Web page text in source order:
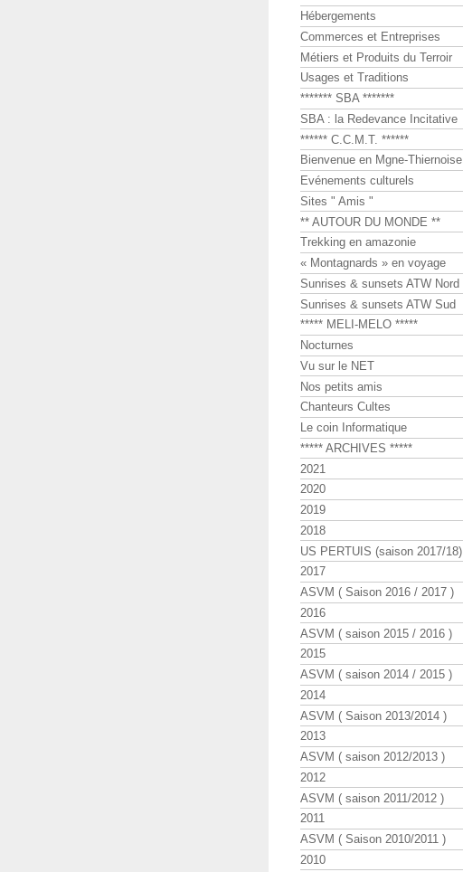
Hébergements
Commerces et Entreprises
Métiers et Produits du Terroir
Usages et Traditions
******* SBA *******
SBA : la Redevance Incitative
****** C.C.M.T. ******
Bienvenue en Mgne-Thiernoise
Evénements culturels
Sites " Amis "
** AUTOUR DU MONDE **
Trekking en amazonie
« Montagnards » en voyage
Sunrises & sunsets ATW Nord
Sunrises & sunsets ATW Sud
***** MELI-MELO *****
Nocturnes
Vu sur le NET
Nos petits amis
Chanteurs Cultes
Le coin Informatique
***** ARCHIVES *****
2021
2020
2019
2018
US PERTUIS (saison 2017/18)
2017
ASVM ( Saison 2016 / 2017 )
2016
ASVM ( saison 2015 / 2016 )
2015
ASVM ( saison 2014 / 2015 )
2014
ASVM ( Saison 2013/2014 )
2013
ASVM ( saison 2012/2013 )
2012
ASVM ( saison 2011/2012 )
2011
ASVM ( Saison 2010/2011 )
2010